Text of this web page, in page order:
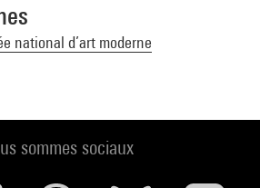
national d’art moderne
sommes sociaux